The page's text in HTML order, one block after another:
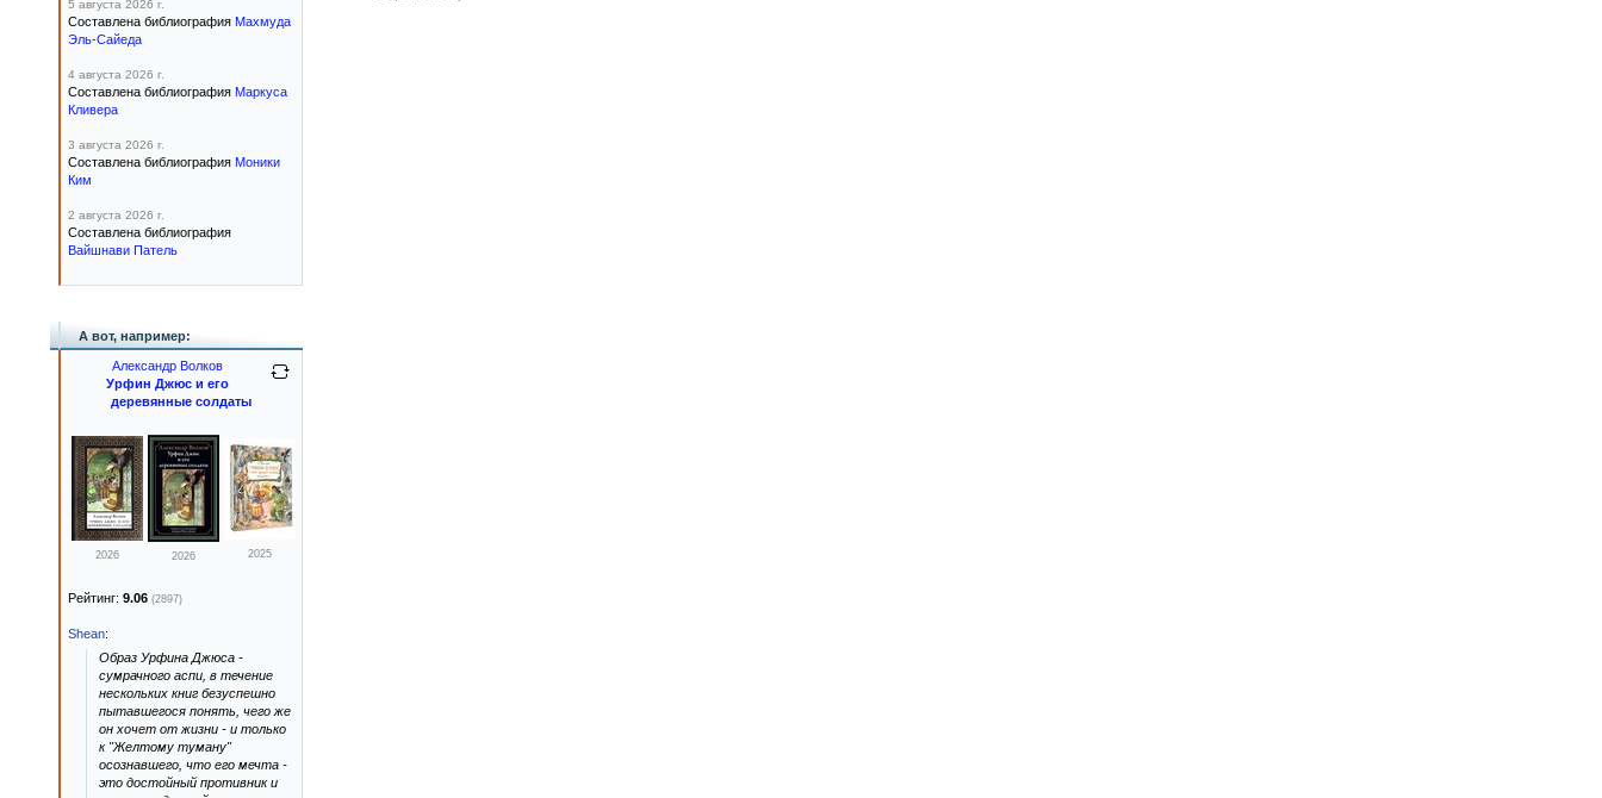
5 августа 2026 г.
Составлена библиография Махмуда
Эль-Сайеда
4 августа 2026 г.
Составлена библиография Маркуса
Кливера
3 августа 2026 г.
Составлена библиография Моники
Ким
2 августа 2026 г.
Составлена библиография
Вайшнави Патель
А вот, например:
Александр Волков
Урфин Джюс и его
деревянные солдаты
2026 2026 2025
Рейтинг: 9.06 (2897)
Shean:
Образ Урфина Джюса -
сумрачного аспи, в течение
нескольких книг безуспешно
пытавшегося понять, чего же
он хочет от жизни - и только
к "Желтому туману"
осознавшего, что его мечта -
это достойный противник и